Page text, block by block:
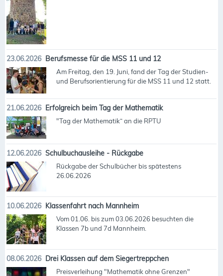
23.06.2026 Berufsmesse für die MSS 11 und 12
Am Freitag, den 19. Juni, fand der Tag der Studien-
und Berufsorientierung für die MSS 11 und 12 statt.
21.06.2026 Erfolgreich beim Tag der Mathematik
"Tag der Mathematik“ an die RPTU
12.06.2026 Schulbuchausleihe - Rückgabe
Rückgabe der Schulbücher bis spätestens
26.06.2026
10.06.2026 Klassenfahrt nach Mannheim
Vom 01.06. bis zum 03.06.2026 besuchten die
Klassen 7b und 7d Mannheim.
08.06.2026 Drei Klassen auf dem Siegertreppchen
Preisverleihung "Mathematik ohne Grenzen"